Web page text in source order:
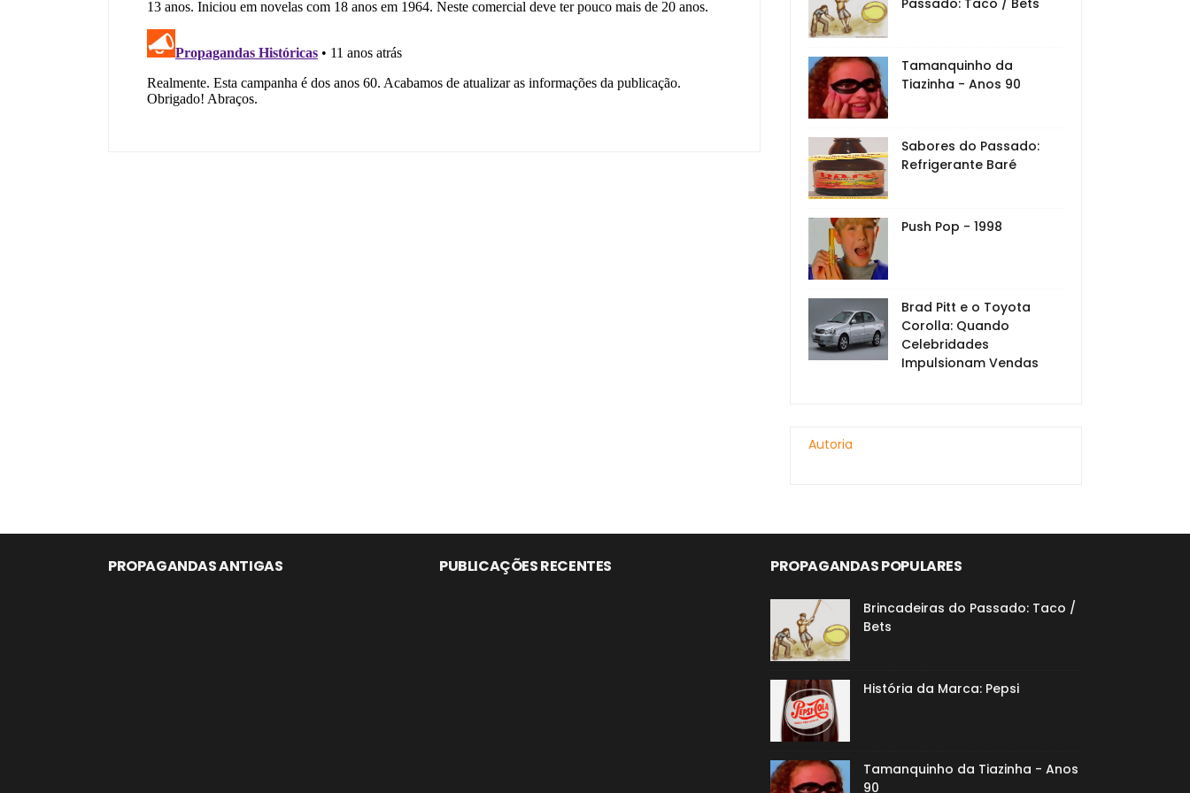
Passado: Taco / Bets
Tamanquinho da
Tiazinha - Anos 90
Sabores do Passado:
Refrigerante Baré
Push Pop - 1998
Brad Pitt e o Toyota
Corolla: Quando
Celebridades
Impulsionam Vendas
Autoria
PROPAGANDAS ANTIGAS PUBLICAÇÕES RECENTES PROPAGANDAS POPULARES
Brincadeiras do Passado: Taco /
Bets
História da Marca: Pepsi
Tamanquinho da Tiazinha - Anos
90